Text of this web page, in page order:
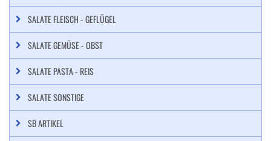
SALATE FLEISCH - GEFLÜGEL
SALATE GEMÜSE - OBST
SALATE PASTA - REIS
SALATE SONSTIGE
SB ARTIKEL